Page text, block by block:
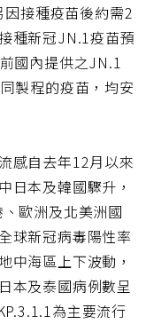
接種疫苗後約需2
種新冠JN.1疫苗預
國內提供之JN.1
製程的疫苗，均安
感自去年12月以來
日本及韓國驟升，
歐洲及北美洲國
球新冠病毒陽性率
中海區上下波動，
本及泰國病例數呈
為主要流行